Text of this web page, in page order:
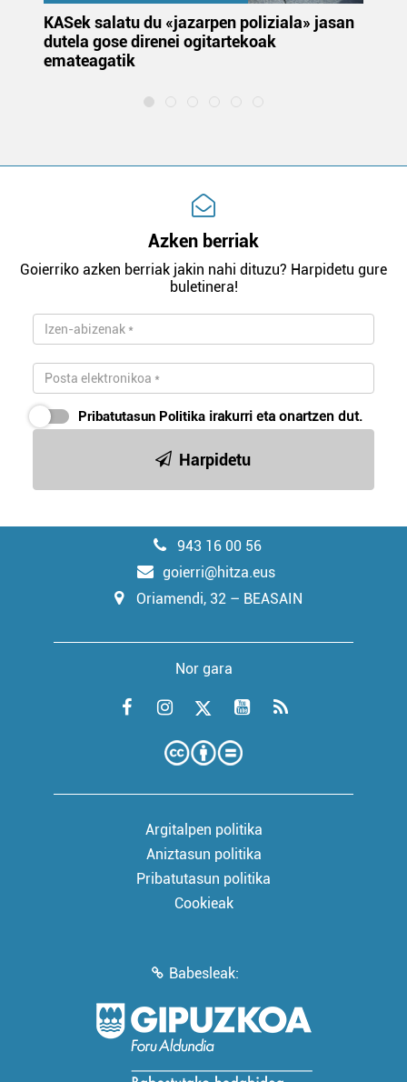
KASek salatu du «jazarpen poliziala» jasan
dutela gose direnei ogitartekoak
emateagatik
Azken berriak
Goierriko azken berriak jakin nahi dituzu? Harpidetu gure
buletinera!
Pribatutasun Politika irakurri eta onartzen dut.
Harpidetu
943 16 00 56
goierri@hitza.eus
Oriamendi, 32 – BEASAIN
Nor gara
Argitalpen politika
Aniztasun politika
Pribatutasun politika
Cookieak
Babesleak: